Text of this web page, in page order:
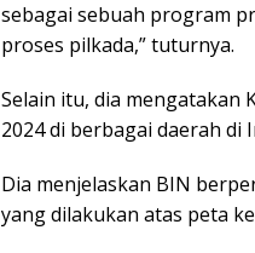
sebagai sebuah program
proses pilkada,” tuturnya.
Selain itu, dia mengatakan
2024 di berbagai daerah di
Dia menjelaskan BIN
yang dilakukan atas peta